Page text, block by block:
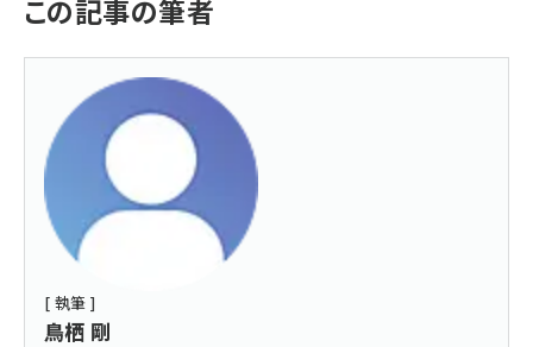
この記事の筆者
[ 執筆 ]
鳥栖 剛